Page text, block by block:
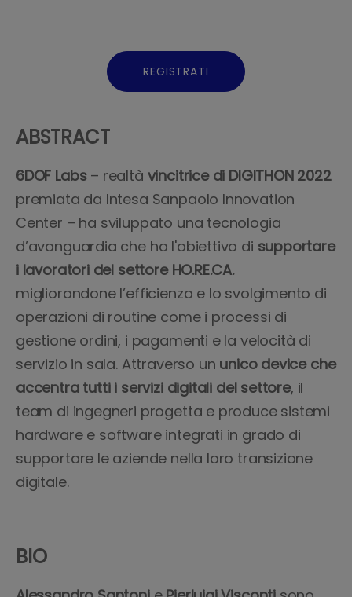
REGISTRATI
ABSTRACT
6DOF Labs– realtà vincitrice di DIGITHON 2022
premiata da Intesa Sanpaolo Innovation
Center – ha sviluppato una tecnologia
d’avanguardia che ha l'obiettivo di supportare
i lavoratori del settore HO.RE.CA.
migliorandone l’efficienza e lo svolgimento di
operazioni di routine come i processi di
gestione ordini, i pagamenti e la velocità di
servizio in sala. Attraverso un unico device che
accentra tutti i servizi digitali del settore, il
team di ingegneri progetta e produce sistemi
hardware e software integrati in grado di
supportare le aziende nella loro transizione
digitale.
BIO